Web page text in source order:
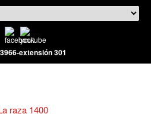
extensión 301